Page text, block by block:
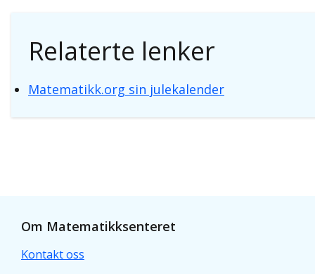
Relaterte lenker
Matematikk.org sin julekalender
Om Matematikksenteret
Kontakt oss